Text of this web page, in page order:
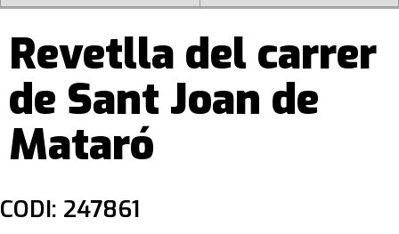
Revetlla del carrer
de Sant Joan de
Mataró
CODI: 247861